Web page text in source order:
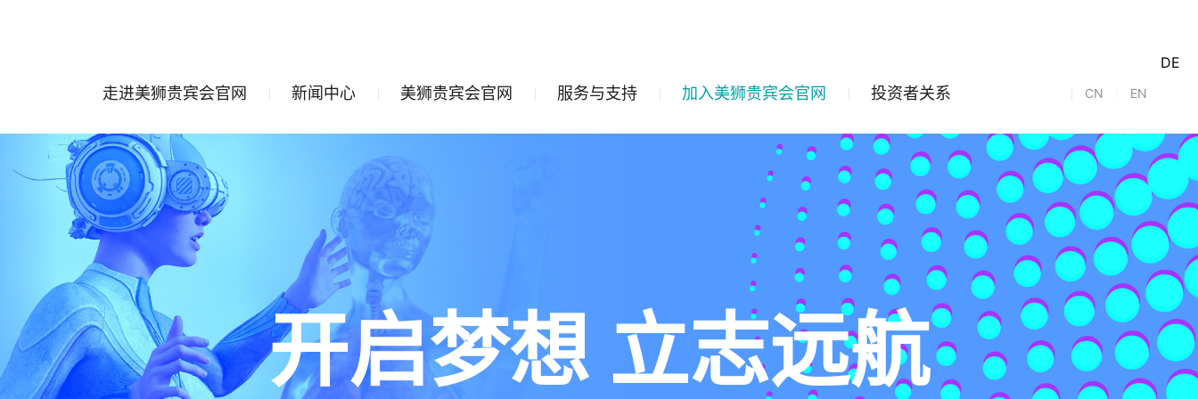
走进美狮贵宾会官网 新闻中心 美狮贵宾会官网 服务与支持 加入美狮贵宾会官网 投资者关系 CN EN
DE
开启梦想 立志远航